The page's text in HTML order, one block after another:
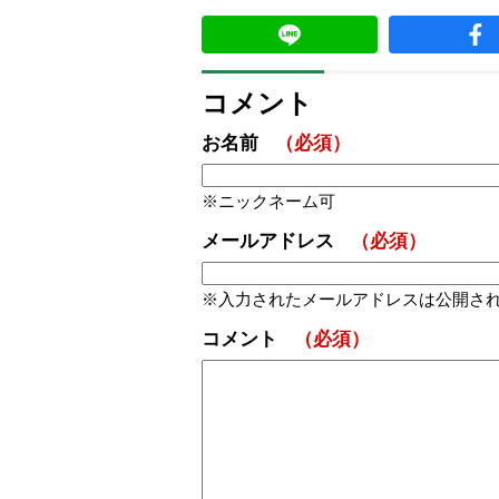
コメント
お名前 （必須）
ニックネーム可
メールアドレス （必須）
入力されたメールアドレスは公開さ
コメント （必須）